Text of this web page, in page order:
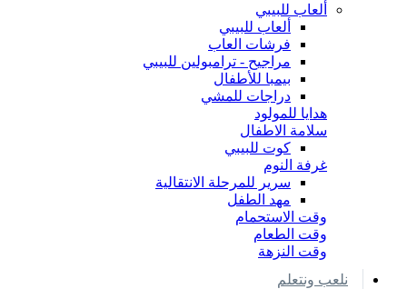
ألعاب للبيبي
ألعاب للبيبي
فرشات العاب
مراجيح - ترامبولين للبيبي
بيمبا للأطفال
دراجات للمشي
هدايا للمولود
سلامة الاطفال
كوت للبيبي
غرفة النوم
سرير للمرحلة الانتقالية
مهد الطفل
وقت الاستحمام
وقت الطعام
وقت النزهة
نلعب ونتعلم